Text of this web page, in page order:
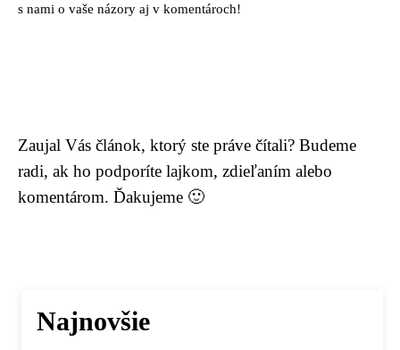
s nami o vaše názory aj v komentároch!
Zaujal Vás článok, ktorý ste práve čítali? Budeme
radi, ak ho podporíte lajkom, zdieľaním alebo
komentárom. Ďakujeme 🙂
Najnovšie